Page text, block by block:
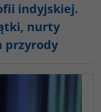
indyjskiej.
nurty
przyrody